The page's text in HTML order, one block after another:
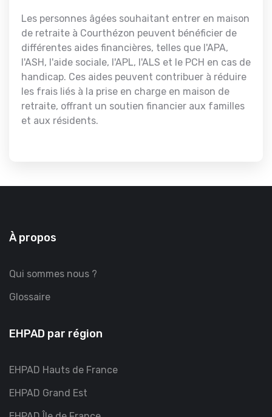
Les personnes âgées souhaitant entrer en maison
de retraite à Courthézon peuvent bénéficier de
différentes aides financières, telles que l'APA,
l'ASH, l'aide sociale, l'APL, l'ALS et le PCH en cas de
handicap. Ces aides peuvent contribuer à réduire
les frais liés à la prise en charge en maison de
retraite, offrant un soutien financier aux familles
et aux résidents.
À propos
Qui sommes nous ?
Glossaire
EHPAD par région
EHPAD Hauts de France
EHPAD Grand Est